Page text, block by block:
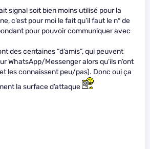
signal soit bien moins utilisé pour la
c’est pour moi le fait qu’il faut le n° de
pour pouvoir communiquer avec
des centaines “d’amis”, qui peuvent
WhatsApp/Messenger alors qu’ils n’ont
les connaissent peu/pas). Donc oui ça
la surface d’attaque